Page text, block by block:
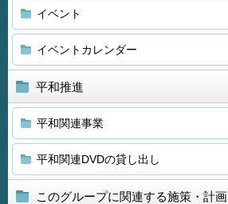
イベント
イベントカレンダー
平和推進
平和関連事業
平和関連DVDの貸し出し
このグループに関連する施策・計画